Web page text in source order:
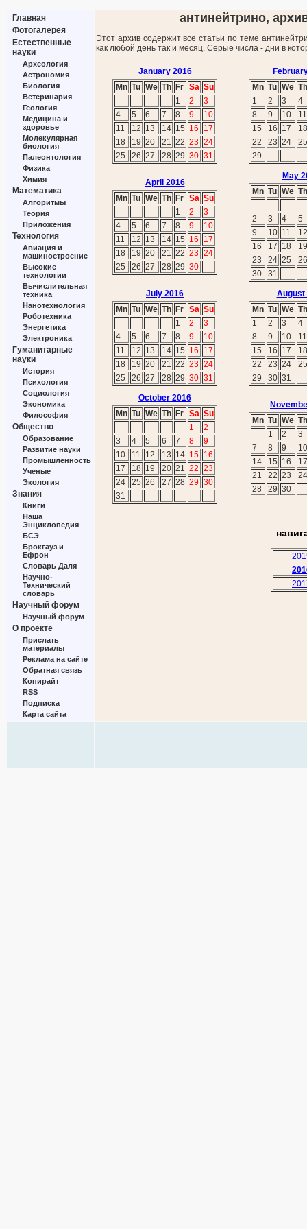
Главная
Фотогалерея
Естественные
науки
Археология
Астрономия
Биология
Ветеринария
Геология
Медицина и
здоровье
Молекулярная
биология
Палеонтология
Физика
Химия
Математика
Алгоритмы
Теория
Приложения
Технология
Авиация и
машиностроение
Высокие
технологии
Вычислительная
техника
Нанотехнология
Роботехника
Энергетика
Электроника
Гуманитарные
науки
История
Психология
Социология
Экономика
Философия
Общество
Образование
Развитие науки
Промышленность
Ученые
Экология
Знания
Книги
Наша
Энциклопедия
БСЭ
Брокгауз и
Ефрон
Словарь Даля
Научно-
Технический
словарь
Научный форум
Научный форум
О проекте
Прислать
материалы
Реклама на сайте
Обратная связь
Копирайт
RSS
Подписка
Карта сайта
антинейтрино,
Этот архив содержит все статьи по теме
как любой день так и месяц. Серые числа - дни в
January 2016
Mn Tu We Th Fr Sa Su
1
2
3
4
5 6 7 8 9
10
11
12 13 14 15 16
17
18
19 20 21 22 23 24
25
26 27 28 29 30 31
Mn Tu We Th
1
2 3
4
8
9 10
11
15
16 17
18
22
23 24
25
29
April 2016
Mn Tu We Th Fr Sa Su
1
2
3
4
5 6 7 8 9
10
11
12 13 14 15 16
17
18
19 20 21 22 23 24
25
26 27 28 29 30
May
Mn Tu We Th
2 3 4
5
9
10 11
12
16
17 18
19
23
24 25
26
30
31
July 2016
Mn Tu We Th Fr Sa Su
1
2
3
4
5 6 7 8 9
10
11
12 13 14 15 16
17
18
19 20 21 22 23 24
25
26 27 28 29 30 31
August
Mn Tu We Th
1
2 3
4
8
9 10
11
15
16 17
18
22
23 24
25
29
30 31
October 2016
Mn Tu We Th Fr Sa Su
1
2
3
4 5 6 7 8
9
10
11 12 13 14 15 16
17
18 19 20 21 22 23
24
25 26 27 28 29 30
31
Mn Tu We Th
1
2
3
7
8 9
10
14
15 16
17
21
22 23
24
28
29 30